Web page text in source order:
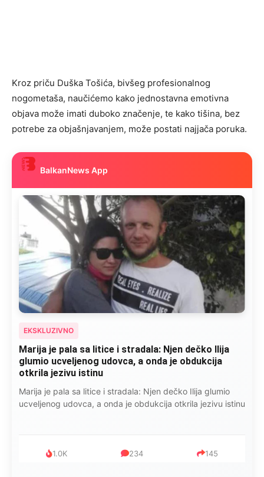
Kroz priču Duška Tošića, bivšeg profesionalnog
nogometaša, naučićemo kako jednostavna emotivna
objava može imati duboko značenje, te kako tišina, bez
potrebe za objašnjavanjem, može postati najjača poruka.
BalkanNews App
EKSKLUZIVNO
Marija je pala sa litice i stradala: Njen dečko Ilija
glumio ucveljenog udovca, a onda je obdukcija
otkrila jezivu istinu
Marija je pala sa litice i stradala: Njen dečko Ilija glumio
ucveljenog udovca, a onda je obdukcija otkrila jezivu istinu
1.0K 234 145